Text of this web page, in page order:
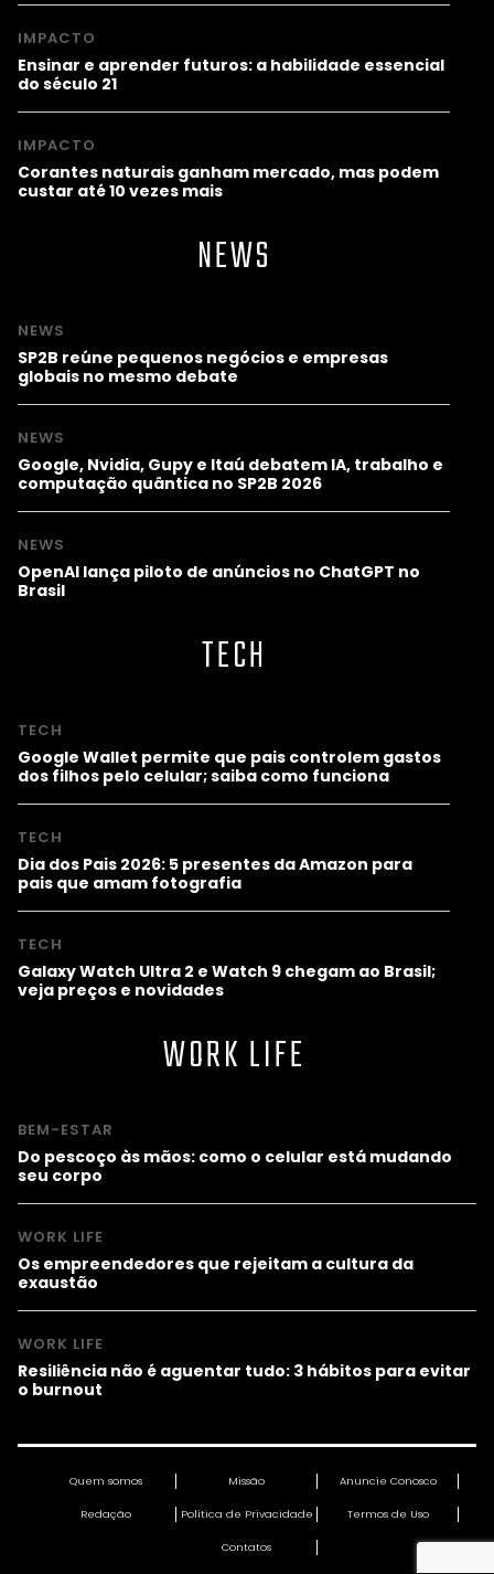
IMPACTO
Ensinar e aprender futuros: a habilidade essencial
do século 21
IMPACTO
Corantes naturais ganham mercado, mas podem
custar até 10 vezes mais
NEWS
NEWS
SP2B reúne pequenos negócios e empresas
globais no mesmo debate
NEWS
Google, Nvidia, Gupy e Itaú debatem IA, trabalho e
computação quântica no SP2B 2026
NEWS
OpenAI lança piloto de anúncios no ChatGPT no
Brasil
TECH
TECH
Google Wallet permite que pais controlem gastos
dos filhos pelo celular; saiba como funciona
TECH
Dia dos Pais 2026: 5 presentes da Amazon para
pais que amam fotografia
TECH
Galaxy Watch Ultra 2 e Watch 9 chegam ao Brasil;
veja preços e novidades
WORK LIFE
BEM-ESTAR
Do pescoço às mãos: como o celular está mudando
seu corpo
WORK LIFE
Os empreendedores que rejeitam a cultura da
exaustão
WORK LIFE
Resiliência não é aguentar tudo: 3 hábitos para evitar
o burnout
Quem somos Missão Anuncie Conosco
Redação Política de Privacidade Termos de Uso
Contatos